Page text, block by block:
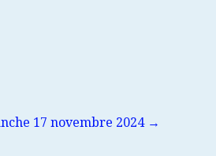
17 novembre 2024 →